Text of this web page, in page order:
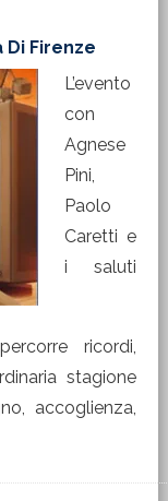
Di Firenze
L’evento
con
Agnese
Pini,
Paolo
Caretti e
i saluti
ricordi,
stagione
accoglienza,